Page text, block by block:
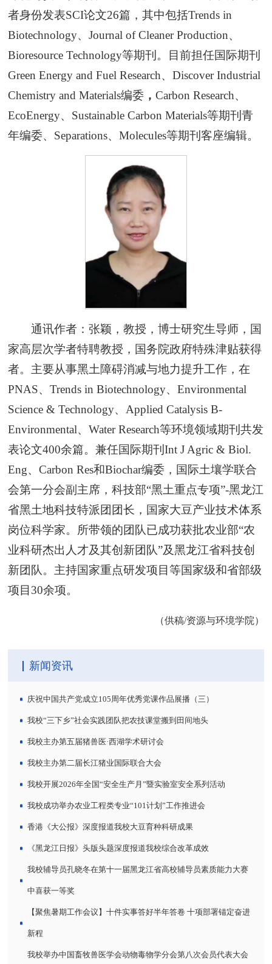
者身份发表SCI论文26篇，其中包括Trends in
Biotechnology、Journal of Cleaner Production、
Bioresource Technology等期刊。目前担任国际期刊
Green Energy and Fuel Research、Discover Industrial
Chemistry and Materials编委 ，Carbon Research、
EcoEnergy、Sustainable Carbon Materials等期刊青
年编委、Separations、Molecules等期刊客座编辑。
通讯作者：张颖，教授，博士研究生导师，国
家高层次学者特聘教授，国务院政府特殊津贴获得
者。主要从事黑土障碍消减与地力提升工作，在
PNAS、Trends in Biotechnology、Environmental
Science & Technology、Applied Catalysis B-
Environmental、Water Research等环境领域期刊共发
表论文400余篇。兼任国际期刊Int J Agric & Biol.
Eng、Carbon Res和Biochar编委，国际土壤学联合
会第一分会副主席，科技部“黑土重点专项”-黑龙江
省黑土地科技特派团团长，国家大豆产业技术体系
岗位科学家。所带领的团队已成功获批农业部“农
业科研杰出人才及其创新团队”及黑龙江省科技创
新团队。主持国家重点研发项目等国家级和省部级
项目30余项。
（供稿/资源与环境学院）
新闻资讯
庆祝中国共产党成立105周年优秀党课作品展播（三）
我校“三下乡”社会实践团队把农技课堂搬到田间地头
我校主办第五届猪兽医·西湖学术研讨会
我校主办第二届长江猪业国际联合大会
我校开展2026年全国“安全生产月”暨实验室安全系列活动
我校成功举办农业工程类专业“101计划”工作推进会
香港《大公报》深度报道我校大豆育种科研成果
《黑龙江日报》头版头题深度报道我校综合改革成效
我校辅导员孔晓冬在第十一届黑龙江省高校辅导员素质能力大赛
中喜获一等奖
【聚焦暑期工作会议】十件实事答好半年答卷 十项部署锚定奋进
新程
我校举办中国畜牧兽医学会动物毒物学分会第八次会员代表大会